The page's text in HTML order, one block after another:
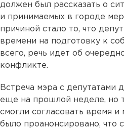
должен был рассказать о
и принимаемых в городе
причиной стало то, что
времени на подготовку к
всего, речь идет об
конфликте.
Встреча мэра с депутатами
еще на прошлой неделе, но
смогли согласовать время и
было проанонсировано, что